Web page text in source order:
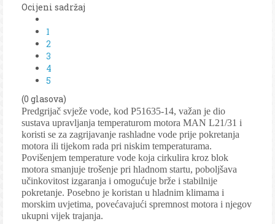
Ocijeni sadržaj
1
2
3
4
5
(0 glasova)
Predgrijač svježe vode, kod P51635-14, važan je dio
sustava upravljanja temperaturom motora MAN L21/31 i
koristi se za zagrijavanje rashladne vode prije pokretanja
motora ili tijekom rada pri niskim temperaturama.
Povišenjem temperature vode koja cirkulira kroz blok
motora smanjuje trošenje pri hladnom startu, poboljšava
učinkovitost izgaranja i omogućuje brže i stabilnije
pokretanje. Posebno je koristan u hladnim klimama i
morskim uvjetima, povećavajući spremnost motora i njegov
ukupni vijek trajanja.